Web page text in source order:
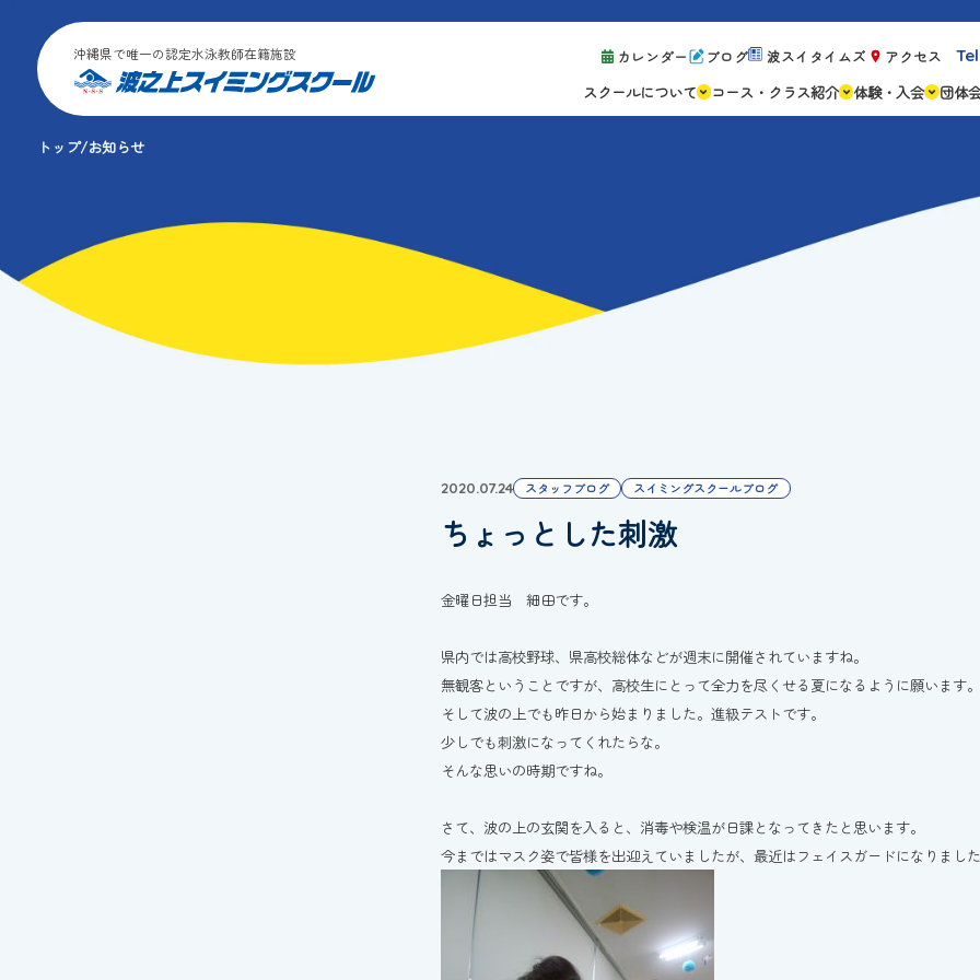
沖縄県で唯一の認定水泳教師在籍施設 カレンダー ブログ 波スイタイムズ アクセス
スクールについて コース・クラス紹介 体験・入会
キャンペーン情
よくある質問
団体
トップ お知らせ
2020.07.24 スタッフブログ スイミングスクールブログ
ちょっとした刺激
金曜日担当 細田です。
県内では高校野球、県高校総体などが週末に開催されていますね。
無観客ということですが、高校生にとって全力を尽くせる夏になるように願います
そして波の上でも昨日から始まりました。進級テストです。
少しでも刺激になってくれたらな。
そんな思いの時期ですね。
さて、波の上の玄関を入ると、消毒や検温が日課となってきたと思います。
今まではマスク姿で皆様を出迎えていましたが、最近はフェイスガードになりまし